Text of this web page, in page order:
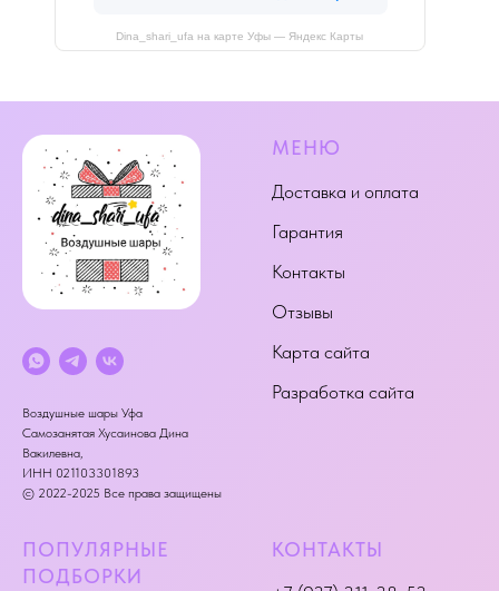
Dina_shari_ufa на карте Уфы — Яндекс Карты
Воздушные шары Уфа
Самозанятая Хусаинова Дина
Вакилевна,
ИНН 021103301893
© 2022-2025 Все права защищены
МЕНЮ
Доставка и оплата
Гарантия
Контакты
Отзывы
Карта сайта
Разработка сайта
ПОПУЛЯРНЫЕ
ПОДБОРКИ
КОНТАКТЫ